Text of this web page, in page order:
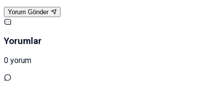
Yorum Gönder
Yorumlar
0 yorum